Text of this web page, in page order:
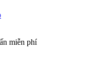
miễn phí